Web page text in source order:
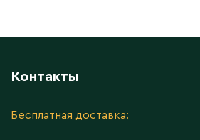
Контакты
Бесплатная доставка: